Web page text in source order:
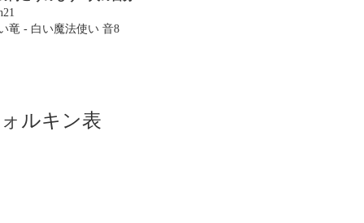
竜 - 白い魔法使い 音8
ルキン表